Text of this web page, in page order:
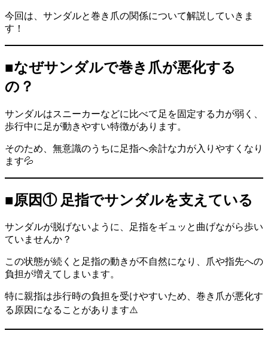
今回は、サンダルと巻き爪の関係について解説していきま
す！
■なぜサンダルで巻き爪が悪化する
の？
サンダルはスニーカーなどに比べて足を固定する力が弱く、
歩行中に足が動きやすい特徴があります。
そのため、無意識のうちに足指へ余計な力が入りやすくなり
ます💦
■原因① 足指でサンダルを支えている
サンダルが脱げないように、足指をギュッと曲げながら歩い
ていませんか？
この状態が続くと足指の動きが不自然になり、爪や指先への
負担が増えてしまいます。
特に親指は歩行時の負担を受けやすいため、巻き爪が悪化す
る原因になることがあります⚠️